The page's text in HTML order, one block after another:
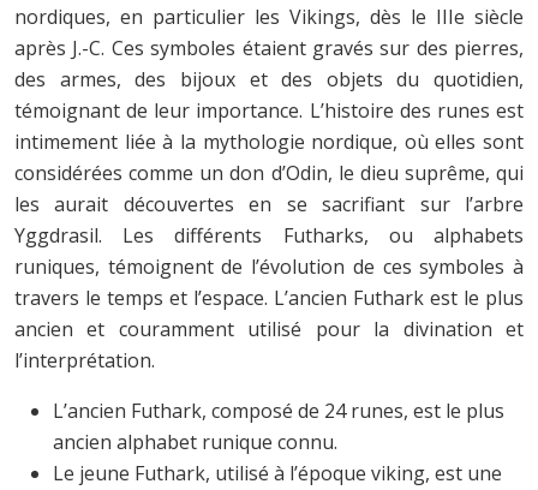
nordiques, en particulier les Vikings, dès le IIIe siècle
après J.-C. Ces symboles étaient gravés sur des pierres,
des armes, des bijoux et des objets du quotidien,
témoignant de leur importance. L’histoire des runes est
intimement liée à la mythologie nordique, où elles sont
considérées comme un don d’Odin, le dieu suprême, qui
les aurait découvertes en se sacrifiant sur l’arbre
Yggdrasil. Les différents Futharks, ou alphabets
runiques, témoignent de l’évolution de ces symboles à
travers le temps et l’espace. L’ancien Futhark est le plus
ancien et couramment utilisé pour la divination et
l’interprétation.
L’ancien Futhark, composé de 24 runes, est le plus
ancien alphabet runique connu.
Le jeune Futhark, utilisé à l’époque viking, est une